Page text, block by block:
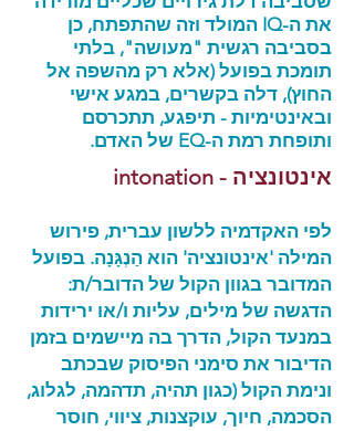
את ה-IQ המולד וזה שהתפתח, כן
בסביבה רגשית "מעושה", בלתי
תומכת בפועל (אלא רק מהשפה אל
החוץ), דלה בקשרים, במגע אישי
ובאינטימיות - תיפגע, תתכרסם
ותופחת רמת ה-EQ של האדם.
אינטונציה - intonation
לפי האקדמיה ללשון עברית, פירוש
המילה 'אינטונציה' הוא הַנְגָּנָה. בפועל
המדובר בגוון הקול של הדובר/ת:
הדגשה של מילים, עליות ו/או ירידות
במנעד הקול, הדרך בה מיישמים בזמן
הדיבור את סימני הפיסוק שבכתב
ונימת הקול (כגון תהיה, תדהמה, לגלוג,
הסכמה, חיוך, עוקצנות, ציווי, חוסר